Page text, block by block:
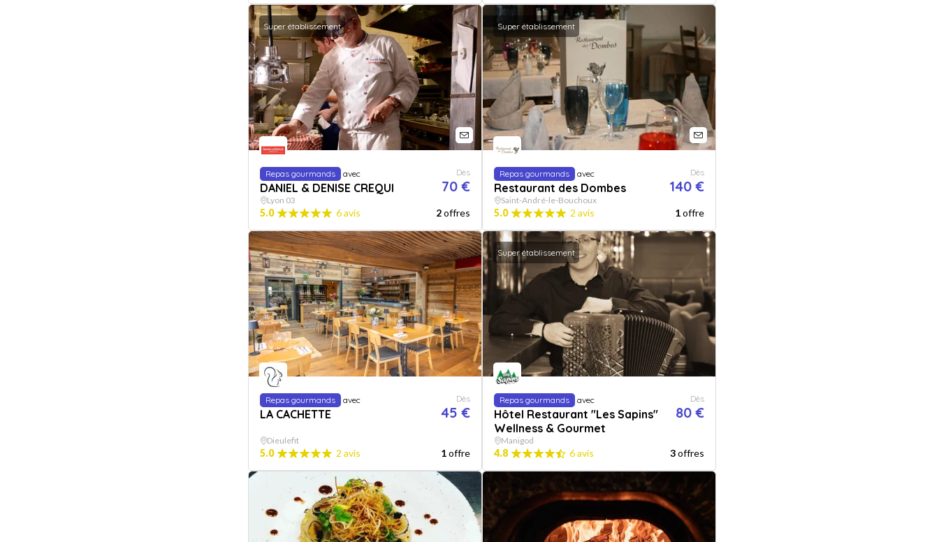
Super établissement
Repas gourmands avec
DANIEL & DENISE CREQUI
Dès
70 €
Lyon 03
5.0 6 avis 2offres
Super établissement
Repas gourmands avec
Restaurant des Dombes
Dès
140 €
Saint-André-le-Bouchoux
5.0 2 avis 1offre
Repas gourmands avec
LA CACHETTE
Dès
45 €
Dieulefit
5.0 2 avis 1offre
Super établissement
Repas gourmands avec
Hôtel Restaurant "Les Sapins"
Wellness & Gourmet
Dès
80 €
Manigod
4.8 6 avis 3offres